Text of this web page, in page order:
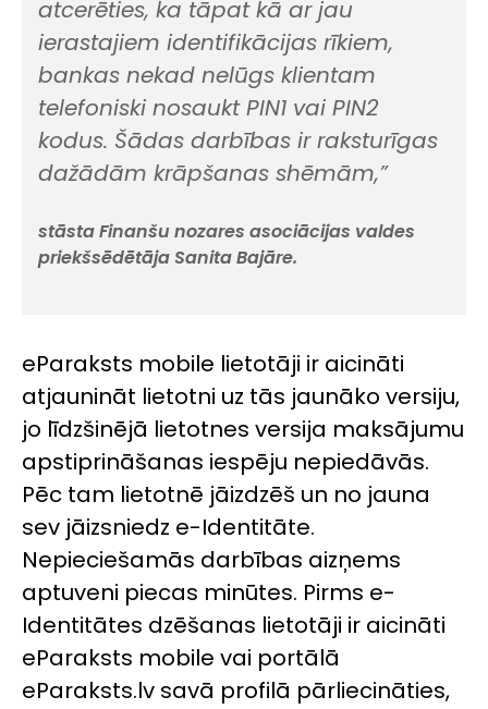
atcerēties, ka tāpat kā ar jau
ierastajiem identifikācijas rīkiem,
bankas nekad nelūgs klientam
telefoniski nosaukt PIN1 vai PIN2
kodus. Šādas darbības ir raksturīgas
dažādām krāpšanas shēmām,”
stāsta Finanšu nozares asociācijas valdes
priekšsēdētāja Sanita Bajāre.
eParaksts mobile lietotāji ir aicināti
atjaunināt lietotni uz tās jaunāko versiju,
jo līdzšinējā lietotnes versija maksājumu
apstiprināšanas iespēju nepiedāvās.
Pēc tam lietotnē jāizdzēš un no jauna
sev jāizsniedz e-Identitāte.
Nepieciešamās darbības aizņems
aptuveni piecas minūtes. Pirms e-
Identitātes dzēšanas lietotāji ir aicināti
eParaksts mobile vai portālā
eParaksts.lv savā profilā pārliecināties,